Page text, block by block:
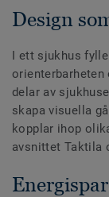
Design
I ett sjukhus
delar av
skapa visuella
kopplar ihop
avsnittet Taktila